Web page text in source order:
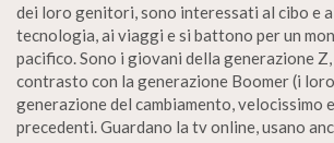
dei loro genitori, sono interessati al cibo e
tecnologia, ai viaggi e si battono per un
pacifico. Sono i giovani della generazione Z,
contrasto con la generazione Boomer (i
generazione del cambiamento, velocissimo
precedenti. Guardano la tv online, usano